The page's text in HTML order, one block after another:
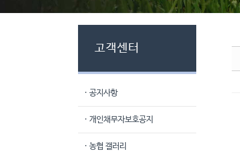
고객센터
· 공지사항
· 개인채무자보호공지
· 농협 갤러리